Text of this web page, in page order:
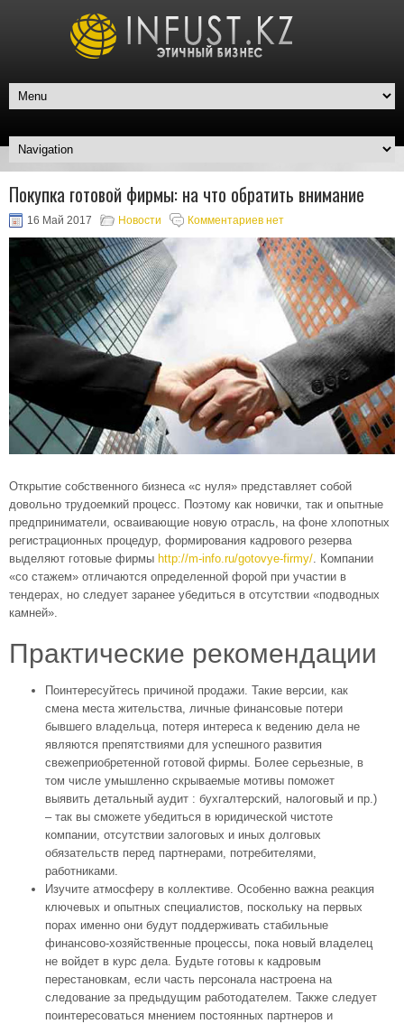
Покупка готовой фирмы: на что обратить внимание
16 Май 2017 Новости Комментариев нет
Открытие собственного бизнеса «с нуля» представляет собой
довольно трудоемкий процесс. Поэтому как новички, так и опытные
предприниматели, осваивающие новую отрасль, на фоне хлопотных
регистрационных процедур, формирования кадрового резерва
выделяют готовые фирмы http://m-info.ru/gotovye-firmy/. Компании
«со стажем» отличаются определенной форой при участии в
тендерах, но следует заранее убедиться в отсутствии «подводных
камней».
Практические рекомендации
Поинтересуйтесь причиной продажи. Такие версии, как
смена места жительства, личные финансовые потери
бывшего владельца, потеря интереса к ведению дела не
являются препятствиями для успешного развития
свежеприобретенной готовой фирмы. Более серьезные, в
том числе умышленно скрываемые мотивы поможет
выявить детальный аудит : бухгалтерский, налоговый и пр.)
– так вы сможете убедиться в юридической чистоте
компании, отсутствии залоговых и иных долговых
обязательств перед партнерами, потребителями,
работниками.
Изучите атмосферу в коллективе. Особенно важна реакция
ключевых и опытных специалистов, поскольку на первых
порах именно они будут поддерживать стабильные
финансово-хозяйственные процессы, пока новый владелец
не войдет в курс дела. Будьте готовы к кадровым
перестановкам, если часть персонала настроена на
следование за предыдущим работодателем. Также следует
поинтересоваться мнением постоянных партнеров и